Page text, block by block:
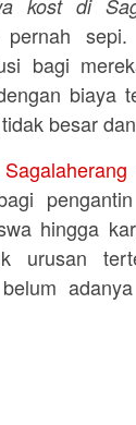
kost di
pernah
bagi
biaya
besar
hingga
urusan